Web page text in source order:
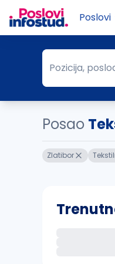
Poslovi
Pozicija,
Pozicija,
Posao
Zlatibor